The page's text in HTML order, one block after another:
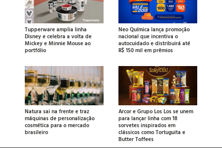
Tupperware amplia linha
Disney e celebra a volta de
Mickey e Minnie Mouse ao
portfólio
Neo Química lança promoção
nacional que incentiva o
autocuidado e distribuirá até
R$ 150 mil em prêmios
Natura sai na frente e traz
máquinas de personalização
cosmética para o mercado
brasileiro
Arcor e Grupo Los Los se unem
para lançar linha com 18
sorvetes inspirados em
clássicos como Tortuguita e
Butter Toffees